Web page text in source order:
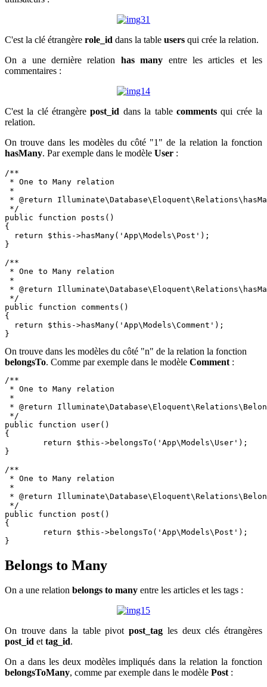
C'est la clé étrangère role_id dans la table users qui crée la relation.
On a une dernière relation has many entre les articles et les
commentaires :
C'est la clé étrangèrepost_id dans la table commentsqui crée la
relation.
On trouve dans les modèles du côté "1" de la relation la fonction
hasMany. Par exemple dans le modèle User :
/**
* One to Many relation
*
* @return
*/
public function posts()
{
  return $this->hasMany('App\Models\Post');
}
/**
* One to Many relation
*
* @return
*/
public function comments()
{
  return $this->hasMany('App\Models\Comment');
}
On trouve dans les modèles du côté "n" de la relation la fonction
belongsTo. Comme par exemple dans le modèle Comment :
/**
* One to Many relation
*
* @return
*/
public function user()
{
}
/**
* One to Many relation
*
* @return
*/
public function post()
{
}
Belongs to Many
On a une relation belongs to many entre les articles et les tags :
On trouve dans la table pivotpost_tag les deux clés étrangères
post_id ettag_id.
On a dans les deux modèles impliqués dans la relation la fonction
belongsToMany, comme par exemple dans le modèle Post: